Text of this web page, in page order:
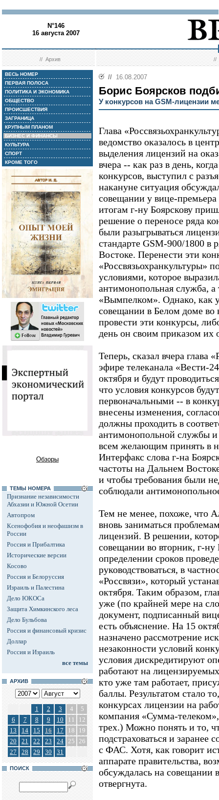
N°146
16 августа 2007
//Архив //
ВЕСЬ НОМЕР
ПЕРВАЯ ПОЛОСА
ПОЛИТИКА И ЭКОНОМИКА
ОБЩЕСТВО
ПРОИСШЕСТВИЯ
ЗАГРАНИЦА
КРУПНЫМ ПЛАНОМ
БИЗНЕС И ФИНАНСЫ
КУЛЬТУРА
СПОРТ
КРОМЕ ТОГО
Обзоры
ТЕМЫ НОМЕРА
Признание независимости
Абхазии и Южной Осетии
Автопром
Ксенофобия и неофашизм в
России
Россия и Прибалтика
Исторические версии
Косово
Россия и Белоруссия
Израиль и Палестина
Дело ЮКОСа
Защита Химкинского леса
Дело Бульбова
Россия и финансовый кризис
Доллар
Россия и Израиль
все темы
АРХИВ
1 2 3 4
5
6
7 8 9 10 11
12
13
14 15 16 17 18
19
20
21 22 23 24 25 26
27
28 29 30 31
ПОИСК
// 16.08.2007
Борис Боярсков
У конкурсов на GSM-лицензии
Глава
ведомство оказалось в
выделения лицензий на
вчера -- как раз в день,
конкурсов, выступил с
накануне ситуация
совещании у вице-
итогам г-ну Боярскову
решение о переносе ряда
были разыгрываться
стандарте GSM-900/1800 в
Востоке. Перенести эти
«Россвязьохранкультуры»
условиями, которое
антимонопольная служба,
«Вымпелком». Однако, как
совещании в Белом доме во
провести эти конкурсы,
день он своим приказом их
Теперь, сказал вчера глава
эфире телеканала «Вести-
октября и будут
что условия конкурсов
первоначальными -- в
внесены изменения,
должны проходить в
антимонопольной службы и
всем желающим принять в
Интерфакс слова г-на
частоты на Дальнем
и чтобы требования были
соблюдали
Тем не менее, похоже, что
вновь заниматься
лицензий. В решении,
совещании во вторник, г-ну
определении сроков
руководствоваться, в
«Россвязи», который
октября. Таким образом,
уже (по крайней мере на
документ, подписанный
есть объяснение. На 15
назначено рассмотрение
незаконности условий
условия дискредитируют
работают на
кто уже там работает,
баллы. Результатом стало
конкурсах лицензии на
компания «Сумма-
трех.) Можно понять и то,
подстраховаться и заранее
с ФАС. Хотя, как говорит
аппарате правительства,
обсуждалась на совещании
отвергнута.